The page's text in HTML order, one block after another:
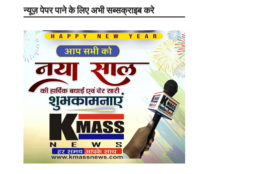
न्यूज़ पेपर पाने के लिए अभी सब्सक्राइब करे